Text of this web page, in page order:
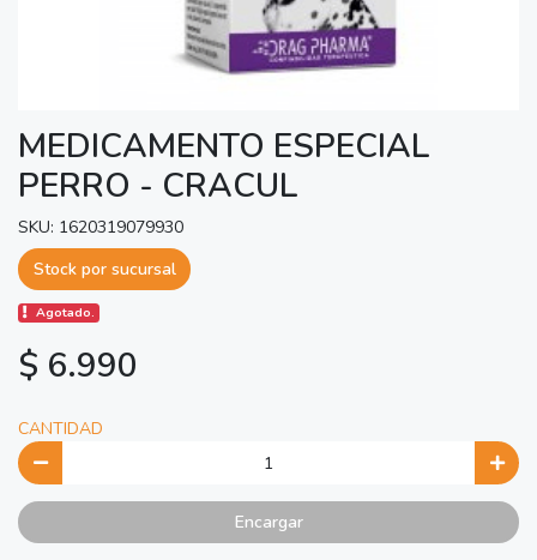
MEDICAMENTO ESPECIAL
PERRO - CRACUL
SKU: 1620319079930
Stock por sucursal
Agotado.
$ 6.990
CANTIDAD
Encargar